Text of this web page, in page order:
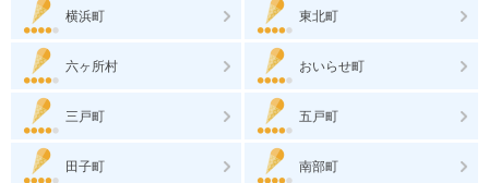
横浜町 東北町
六ヶ所村 おいらせ町
三戸町 五戸町
田子町 南部町